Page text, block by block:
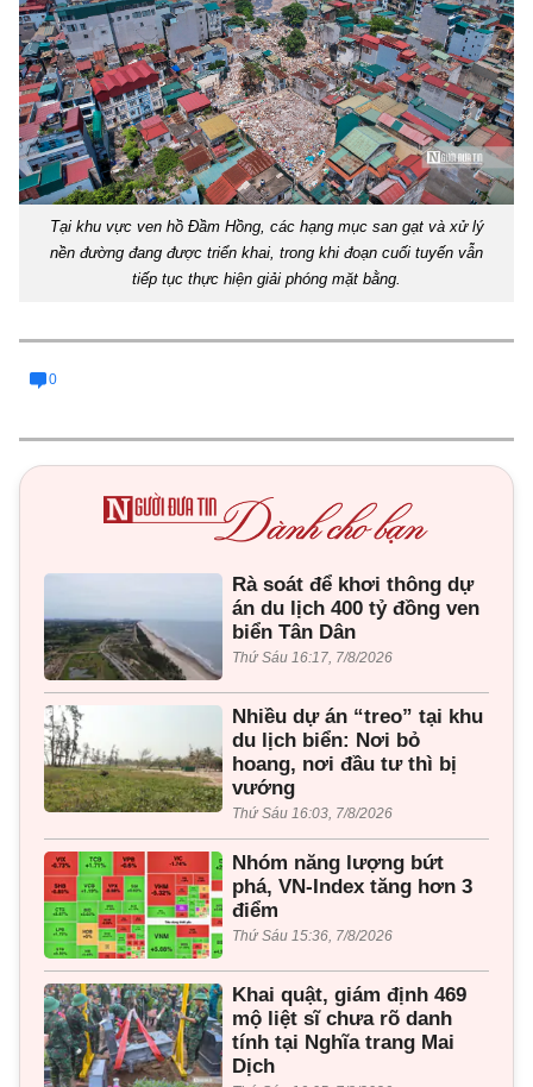
Tại khu vực ven hồ Đầm Hồng, các hạng mục san gạt và xử lý
nền đường đang được triển khai, trong khi đoạn cuối tuyến vẫn
tiếp tục thực hiện giải phóng mặt bằng.
0
Rà soát để khơi thông dự
án du lịch 400 tỷ đồng ven
biển Tân Dân
Thứ Sáu 16:17, 7/8/2026
Nhiều dự án “treo” tại khu
du lịch biển: Nơi bỏ
hoang, nơi đầu tư thì bị
vướng
Thứ Sáu 16:03, 7/8/2026
Nhóm năng lượng bứt
phá, VN-Index tăng hơn 3
điểm
Thứ Sáu 15:36, 7/8/2026
Khai quật, giám định 469
mộ liệt sĩ chưa rõ danh
tính tại Nghĩa trang Mai
Dịch